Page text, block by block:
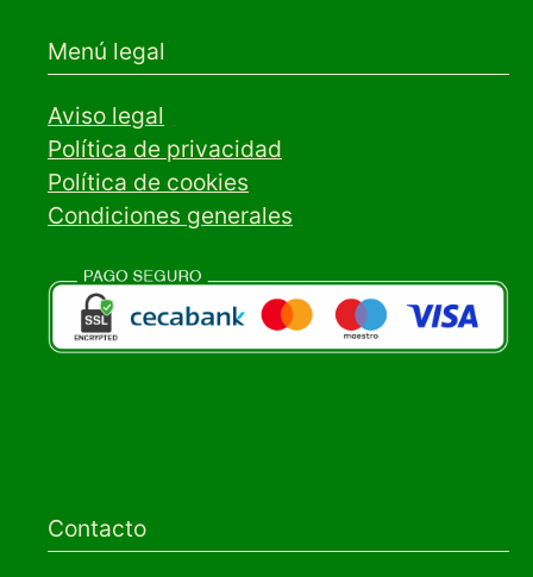
Menú legal
Aviso legal
Política de privacidad
Política de cookies
Condiciones generales
Contacto